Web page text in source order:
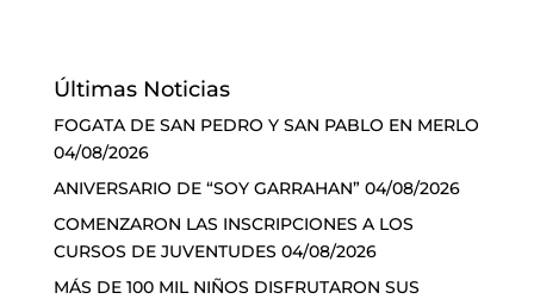
Últimas Noticias
FOGATA DE SAN PEDRO Y SAN PABLO EN MERLO
04/08/2026
ANIVERSARIO DE “SOY GARRAHAN” 04/08/2026
COMENZARON LAS INSCRIPCIONES A LOS
CURSOS DE JUVENTUDES 04/08/2026
MÁS DE 100 MIL NIÑOS DISFRUTARON SUS